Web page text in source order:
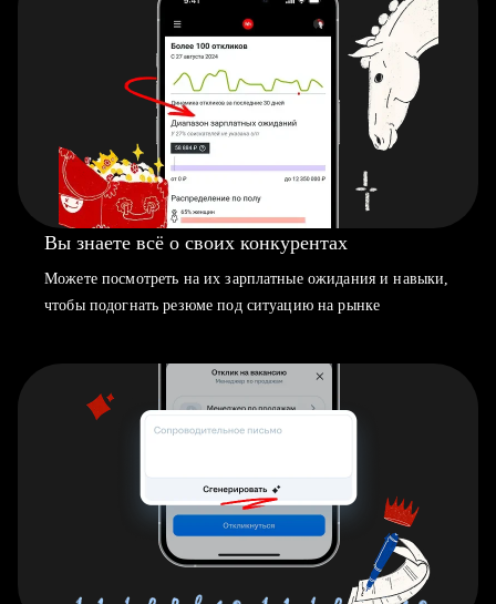
Вы знаете всё о своих конкурентах
Можете посмотреть на их зарплатные ожидания и навыки,
чтобы подогнать резюме под ситуацию на рынке